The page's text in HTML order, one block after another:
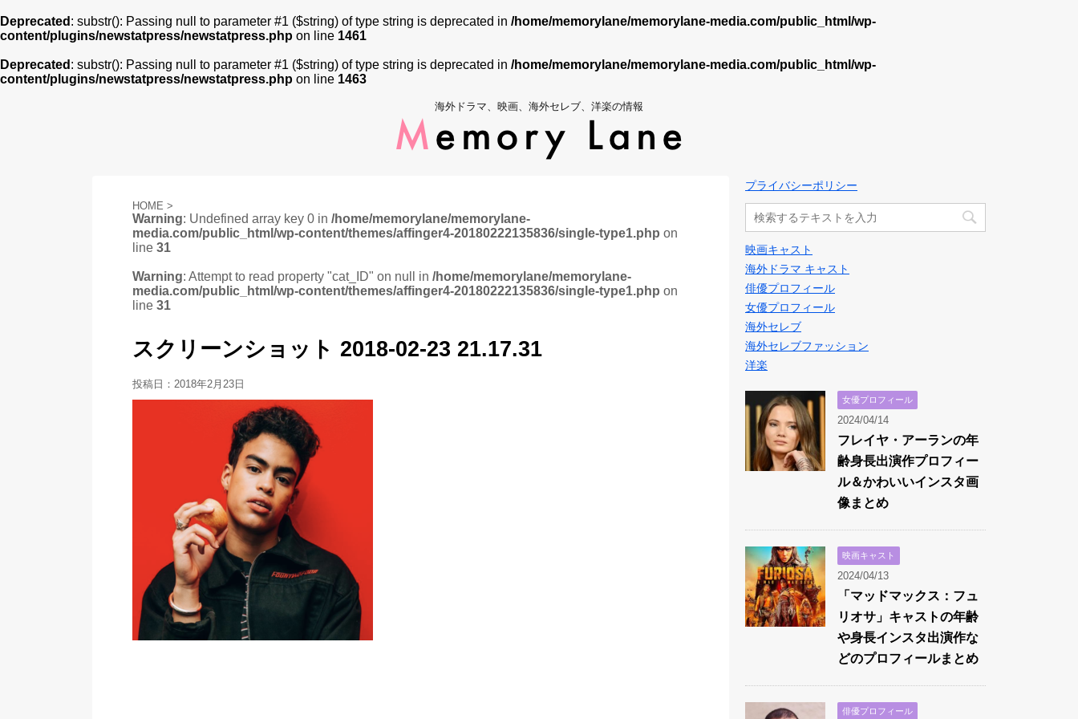
Deprecated : substr(): Passing null to parameter #1 ($string) of type string is deprecated in /home/memorylane/memorylane-media.com/public_html/wp-
content/plugins/newstatpress/newstatpress.php on line 1461
Deprecated : substr(): Passing null to parameter #1 ($string) of type string is deprecated in /home/memorylane/memorylane-media.com/public_html/wp-
content/plugins/newstatpress/newstatpress.php on line 1463
海外ドラマ、映画、海外セレブ、洋楽の情報
HOME >
Warning: Undefined array key 0 in /home/memorylane/memorylane-
media.com/public_html/wp-content/themes/affinger4-20180222135836/single-type1.php on
line 31
Warning: Attempt to read property "cat_ID" on null in /home/memorylane/memorylane-
media.com/public_html/wp-content/themes/affinger4-20180222135836/single-type1.php on
line 31
スクリーンショット 2018-02-23 21.17.31
投稿日： 2018年2月23日
プライバシーポリシー
映画キャスト
海外ドラマ キャスト
俳優プロフィール
女優プロフィール
海外セレブ
海外セレブファッション
洋楽
女優プロフィール
2024/04/14
フレイヤ・アーランの年
齢身長出演作プロフィー
ル＆かわいいインスタ画
像まとめ
映画キャスト
2024/04/13
「マッドマックス：フュ
リオサ」キャストの年齢
や身長インスタ出演作な
どのプロフィールまとめ
俳優プロフィール